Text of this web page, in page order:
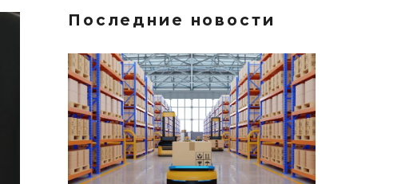
Последние новости